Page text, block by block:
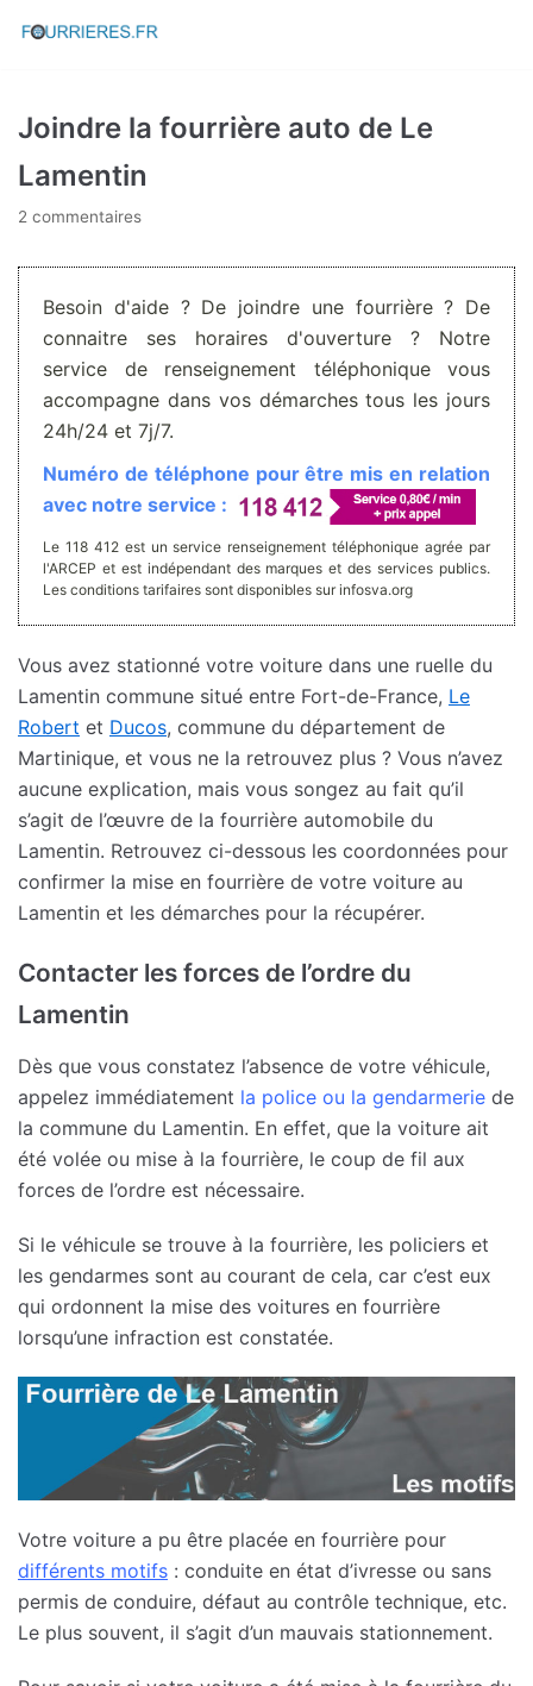
Aller
Joindre la fourrière auto de Le
Lamentin
2 commentaires
Besoin d'aide ? De joindre une fourrière ? De
connaitre ses horaires d'ouverture ? Notre
service de renseignement téléphonique vous
accompagne dans vos démarches tous les jours
24h/24 et 7j/7.
Numéro de téléphone pour être mis en relation
avec notre service :
Le 118 412 est un service renseignement téléphonique agrée par
l'ARCEP et est indépendant des marques et des services publics.
Les conditions tarifaires sont disponibles sur infosva.org
Vous avez stationné votre voiture dans une ruelle du
Lamentin commune situé entre Fort-de-France, Le
Robert et Ducos, commune du département de
Martinique, et vous ne la retrouvez plus ? Vous n’avez
aucune explication, mais vous songez au fait qu’il
s’agit de l’œuvre de la fourrière automobile du
Lamentin. Retrouvez ci-dessous les coordonnées pour
confirmer la mise en fourrière de votre voiture au
Lamentin et les démarches pour la récupérer.
Contacter les forces de l’ordre du
Lamentin
Dès que vous constatez l’absence de votre véhicule,
appelez immédiatement la police ou la gendarmerie de
la commune du Lamentin. En effet, que la voiture ait
été volée ou mise à la fourrière, le coup de fil aux
forces de l’ordre est nécessaire.
Si le véhicule se trouve à la fourrière, les policiers et
les gendarmes sont au courant de cela, car c’est eux
qui ordonnent la mise des voitures en fourrière
lorsqu’une infraction est constatée.
Votre voiture a pu être placée en fourrière pour
différents motifs : conduite en état d’ivresse ou sans
permis de conduire, défaut au contrôle technique, etc.
Le plus souvent, il s’agit d’un mauvais stationnement.